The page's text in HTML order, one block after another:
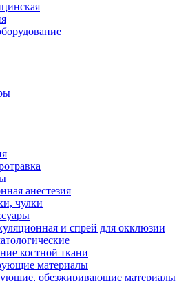
анестезия
чулки
и спрей для окклюзии
костной ткани
материалы
обезжиривающие материалы